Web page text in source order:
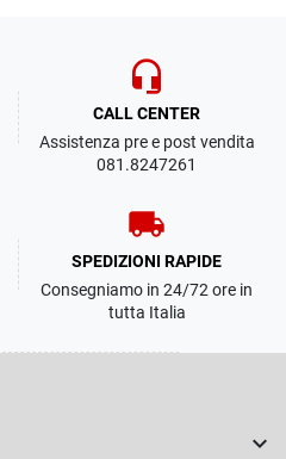
headset_mic
CALL CENTER
Assistenza pre e post vendita
081.8247261
local_shipping
SPEDIZIONI RAPIDE
Consegniamo in 24/72 ore in
tutta Italia
